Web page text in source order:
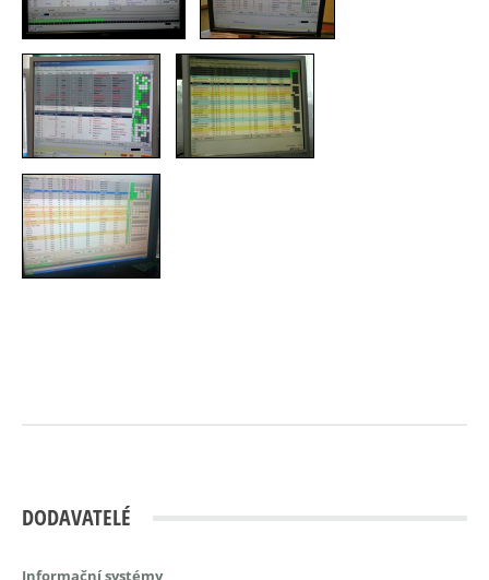
DODAVATELÉ
Informační systémy